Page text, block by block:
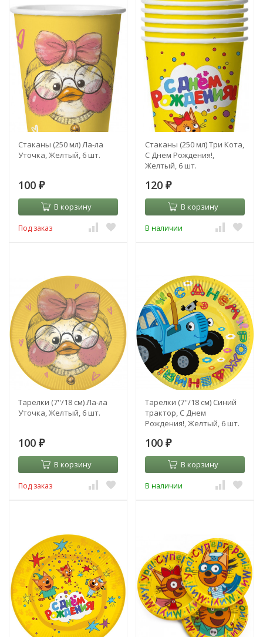
Стаканы (250 мл) Ла-ла
Уточка, Желтый, 6 шт.
100 ₽
В корзину
Под заказ
Стаканы (250 мл) Три Кота,
С Днем Рождения!,
Желтый, 6 шт.
120 ₽
В корзину
В наличии
Тарелки (7''/18 см) Ла-ла
Уточка, Желтый, 6 шт.
100 ₽
В корзину
Под заказ
Тарелки (7''/18 см) Синий
трактор, С Днем
Рождения!, Желтый, 6 шт.
100 ₽
В корзину
В наличии